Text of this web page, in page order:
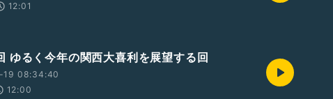
12:01
ゆるく今年の関西大喜利を展望する回
08:34:40
12:00